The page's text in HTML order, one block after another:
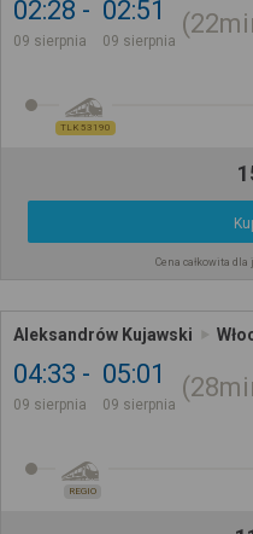
02:28
09 sierpnia
02:51
09 sierpnia
TLK 53190
Cena całkowita
Aleksandrów Kujawski
04:33
09 sierpnia
05:01
09 sierpnia
REGIO